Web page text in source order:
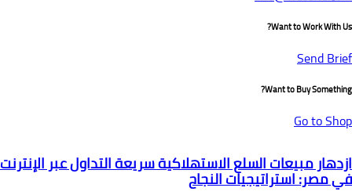
Want to Work With Us?
Send Brief
Want to Buy Something?
Go to Shop
ازدهار مبيعات السلع الاستهلاكية سريعة التداول عبر الإنترنت
في مصر: استراتيجيات النجاح